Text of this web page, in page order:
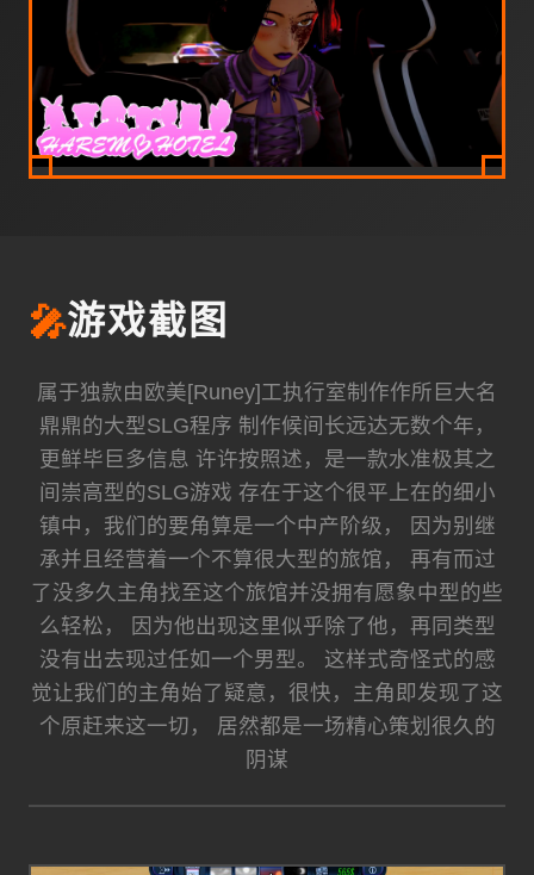
🎤游戏截图
属于独款由欧美[Runey]工执行室制作作所巨大名
鼎鼎的大型SLG程序 制作候间长远达无数个年，
更鲜毕巨多信息 许许按照述，是一款水准极其之
间崇高型的SLG游戏 存在于这个很平上在的细小
镇中，我们的要角算是一个中产阶级， 因为别继
承并且经营着一个不算很大型的旅馆， 再有而过
了没多久主角找至这个旅馆并没拥有愿象中型的些
么轻松， 因为他出现这里似乎除了他，再同类型
没有出去现过任如一个男型。 这样式奇怪式的感
觉让我们的主角始了疑意，很快，主角即发现了这
个原赶来这一切， 居然都是一场精心策划很久的
阴谋